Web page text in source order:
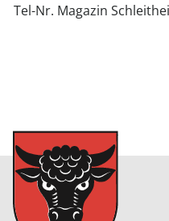
Tel-Nr. Magazin